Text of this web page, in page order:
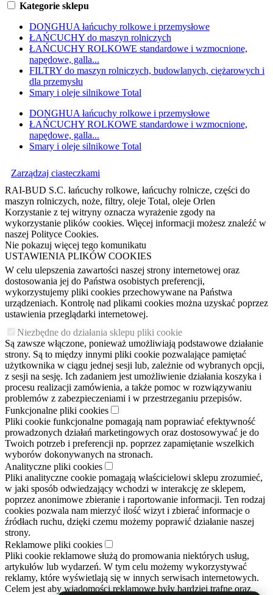
Kategorie sklepu
DONGHUA łańcuchy rolkowe i przemysłowe
ŁAŃCUCHY do maszyn rolniczych
ŁAŃCUCHY ROLKOWE standardowe i wzmocnione,
napędowe, galla...
FILTRY do maszyn rolniczych, budowlanych, ciężarowych i
dla przemysłu
Smary i oleje silnikowe Total
DONGHUA łańcuchy rolkowe i przemysłowe
ŁAŃCUCHY ROLKOWE standardowe i wzmocnione,
napędowe, galla...
Smary i oleje silnikowe Total
Zarządzaj ciasteczkami
RAI-BUD S.C. łańcuchy rolkowe, łańcuchy rolnicze, części do
maszyn rolniczych, noże, filtry, oleje Total, oleje Orlen
Korzystanie z tej witryny oznacza wyrażenie zgody na
wykorzystanie plików cookies. Więcej informacji możesz znaleźć w
naszej Polityce Cookies.
Nie pokazuj więcej tego komunikatu
USTAWIENIA PLIKÓW COOKIES
W celu ulepszenia zawartości naszej strony internetowej oraz
dostosowania jej do Państwa osobistych preferencji,
wykorzystujemy pliki cookies przechowywane na Państwa
urządzeniach. Kontrolę nad plikami cookies można uzyskać poprzez
ustawienia przeglądarki internetowej.
Niezbędne do działania sklepu pliki cookie
Są zawsze włączone, ponieważ umożliwiają podstawowe działanie
strony. Są to między innymi pliki cookie pozwalające pamiętać
użytkownika w ciągu jednej sesji lub, zależnie od wybranych opcji,
z sesji na sesję. Ich zadaniem jest umożliwienie działania koszyka i
procesu realizacji zamówienia, a także pomoc w rozwiązywaniu
problemów z zabezpieczeniami i w przestrzeganiu przepisów.
Funkcjonalne pliki cookies
Pliki cookie funkcjonalne pomagają nam poprawiać efektywność
prowadzonych działań marketingowych oraz dostosowywać je do
Twoich potrzeb i preferencji np. poprzez zapamiętanie wszelkich
wyborów dokonywanych na stronach.
Analityczne pliki cookies
Pliki analityczne cookie pomagają właścicielowi sklepu zrozumieć,
w jaki sposób odwiedzający wchodzi w interakcję ze sklepem,
poprzez anonimowe zbieranie i raportowanie informacji. Ten rodzaj
cookies pozwala nam mierzyć ilość wizyt i zbierać informacje o
źródłach ruchu, dzięki czemu możemy poprawić działanie naszej
strony.
Reklamowe pliki cookies
Pliki cookie reklamowe służą do promowania niektórych usług,
artykułów lub wydarzeń. W tym celu możemy wykorzystywać
reklamy, które wyświetlają się w innych serwisach internetowych.
Celem jest aby wiadomości reklamowe były bardziej trafne oraz